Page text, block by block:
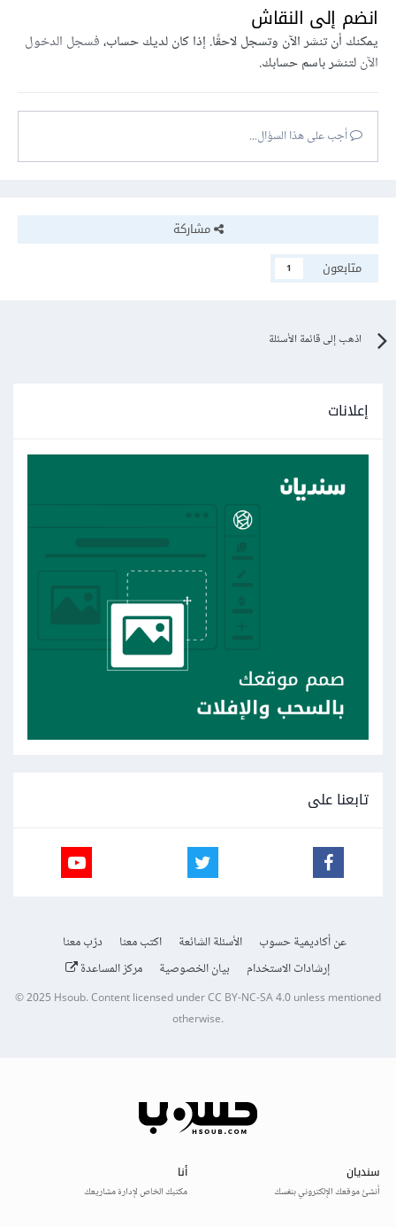
انضم إلى النقاش
يمكنك أن تنشر الآن وتسجل لاحقًا. إذا كان لديك حساب،فسجل الدخول
الآنلتنشر باسم حسابك.
أجب على هذا السؤال...
مشاركة
متابعون
1
اذهب إلى قائمة الأسئلة
إعلانات
تابعنا على
عن أكاديمية حسوب الأسئلة الشائعة اكتب معنا
درّب معنا
إرشادات الاستخدام
بيان الخصوصية مركز المساعدة
© 2025Hsoub.Content licensed underCC BY-NC-SA 4.0unless mentioned
otherwise.